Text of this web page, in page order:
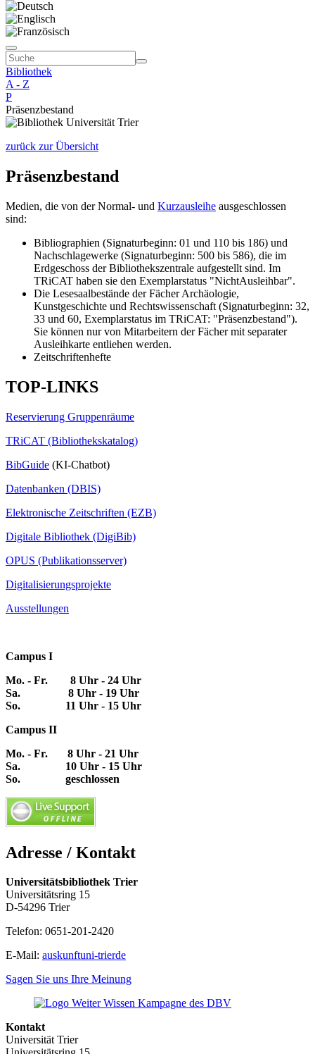
Bibliothek
A - Z
P
Präsenzbestand
zurück zur Übersicht
Präsenzbestand
Medien, die von der Normal- und Kurzausleihe ausgeschlossen
sind:
Bibliographien (Signaturbeginn: 01 und 110 bis 186) und
Nachschlagewerke (Signaturbeginn: 500 bis 586), die im
Erdgeschoss der Bibliothekszentrale aufgestellt sind. Im
TRiCAT haben sie den Exemplarstatus "NichtAusleihbar".
Die Lesesaalbestände der Fächer Archäologie,
Kunstgeschichte und Rechtswissenschaft (Signaturbeginn: 32,
33 und 60, Exemplarstatus im TRiCAT: "Präsenzbestand").
Sie können nur von Mitarbeitern der Fächer mit separater
Ausleihkarte entliehen werden.
Zeitschriftenhefte
TOP-LINKS
Reservierung Gruppenräume
TRiCAT (Bibliothekskatalog)
BibGuide (KI-Chatbot)
Datenbanken (DBIS)
Elektronische Zeitschriften (EZB)
Digitale Bibliothek (DigiBib)
OPUS (Publikationsserver)
Digitalisierungsprojekte
Ausstellungen
Campus I
Mo. - Fr. 8 Uhr - 24 Uhr
Sa. 8 Uhr - 19 Uhr
So. 11 Uhr - 15 Uhr
Campus II
Mo. - Fr. 8 Uhr - 21 Uhr
Sa. 10 Uhr - 15 Uhr
So. geschlossen
Adresse / Kontakt
Universitätsbibliothek Trier
Universitätsring 15
D-54296 Trier
Telefon: 0651-201-2420
E-Mail: auskunftuni-trierde
Sagen Sie uns Ihre Meinung
Kontakt
Universität Trier